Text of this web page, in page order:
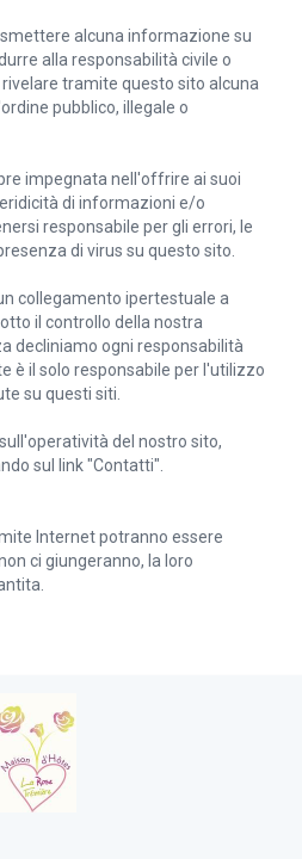
alcuna informazione su
alla responsabilità civile o
tramite questo sito alcuna
pubblico, illegale o
impegnata nell'offrire ai suoi
di informazioni e/o
responsabile per gli errori, le
di virus su questo sito.
collegamento ipertestuale a
il controllo della nostra
decliniamo ogni responsabilità
è il solo responsabile per l'utilizzo
su questi siti.
del nostro sito,
sul link "Contatti".
Internet potranno essere
ci giungeranno, la loro